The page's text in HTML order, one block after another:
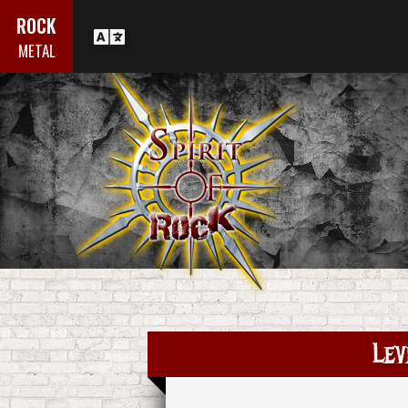
ROCK
METAL